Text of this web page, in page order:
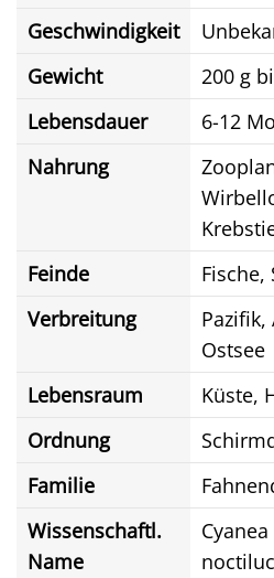
Geschwindigkeit
Gewicht
200 g
Lebensdauer
6-12
Nahrung
Feinde
Fische,
Verbreitung
Ostsee
Lebensraum
Küste,
Ordnung
Familie
Wissenschaftl.
Name